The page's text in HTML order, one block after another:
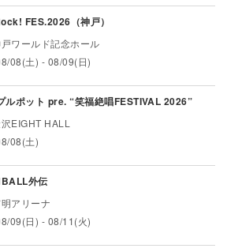
FES.2026（神戸）
ワールド記念ホール
08(土) - 08/09(日)
ルポット pre. “笑福絶唱FESTIVAL 2026”
EIGHT HALL
08(土)
外伝
アリーナ
09(日) - 08/11(火)